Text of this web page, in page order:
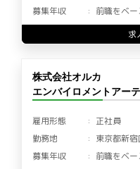
募集年収
前職をベ
求
株式会社オルカ
エンバイロメントアー
雇用形態
正社員
勤務地
東京都新宿
募集年収
前職をベ